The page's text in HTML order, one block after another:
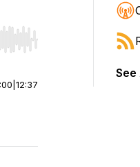
end. Hold shift to jump
12:37
See